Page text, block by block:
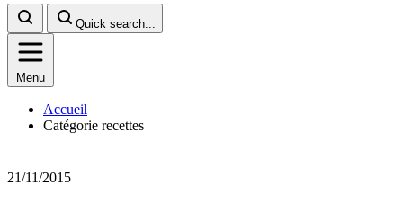
Quick search...
Menu
Accueil
Catégorie recettes
21/11/2015